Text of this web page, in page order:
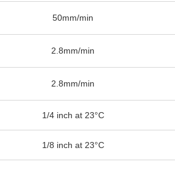
50mm/min
2.8mm/min
2.8mm/min
1/4 inch at 23°C
1/8 inch at 23°C